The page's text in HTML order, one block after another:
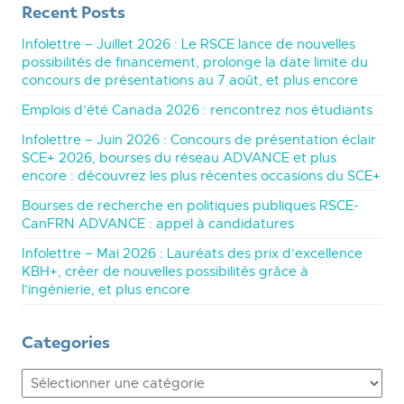
Recent Posts
Infolettre – Juillet 2026 : Le RSCE lance de nouvelles
possibilités de financement, prolonge la date limite du
concours de présentations au 7 août, et plus encore
Emplois d’été Canada 2026 : rencontrez nos étudiants
Infolettre – Juin 2026 : Concours de présentation éclair
SCE+ 2026, bourses du réseau ADVANCE et plus
encore : découvrez les plus récentes occasions du SCE+
Bourses de recherche en politiques publiques RSCE-
CanFRN ADVANCE : appel à candidatures
Infolettre – Mai 2026 : Lauréats des prix d’excellence
KBH+, créer de nouvelles possibilités grâce à
l’ingénierie, et plus encore
Categories
Categories